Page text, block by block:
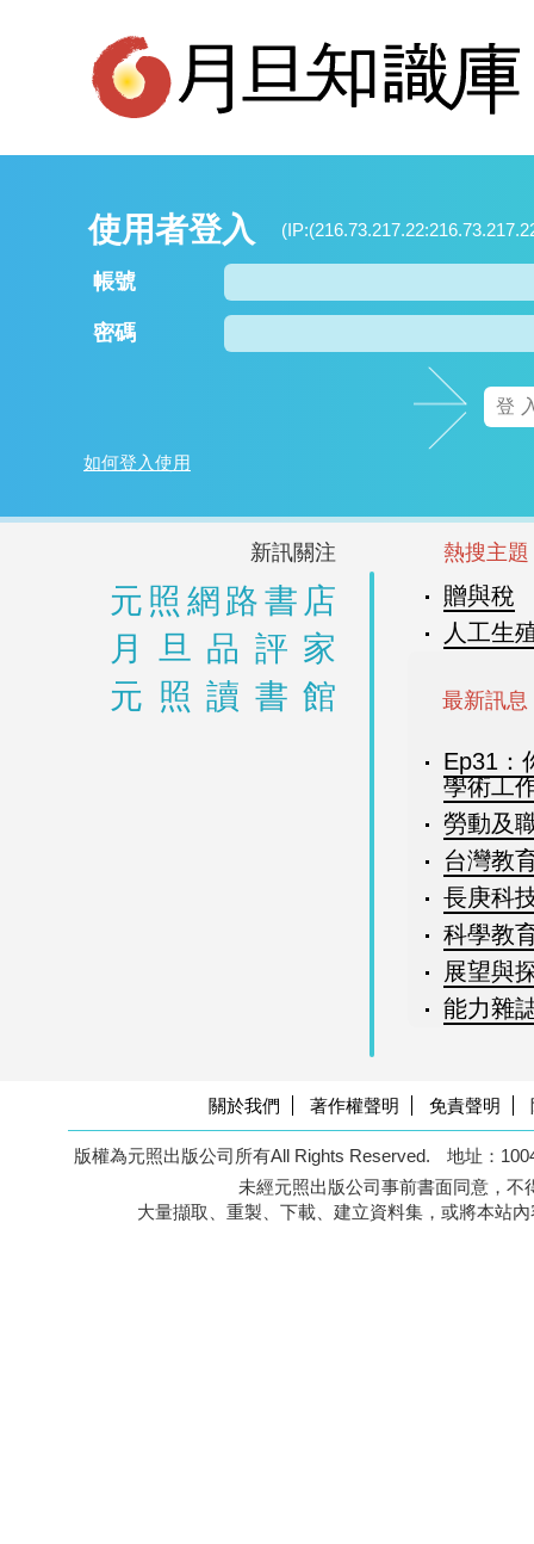
使用者登入
帳號
密碼
如何登入使用
新訊關注 熱搜主題
元照網路書店
月旦品評家
元照讀書館
贈與稅
人工生
最新訊息
Ep31：
學術工
勞動及
台灣教
長庚科
科學教
展望與
能力雜
關於我們 著作權聲明 免責聲明
版權為元照出版公司所有All Rights Reserved.
地址：
未經元照出版公司事前書面同意，
大量擷取、重製、下載、建立資料集，或將本站